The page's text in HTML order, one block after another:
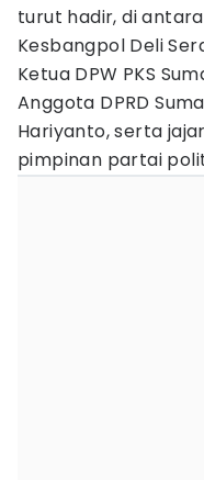
turut hadir, di
Kesbangpol Deli
Ketua DPW PKS
Anggota DPRD
Hariyanto, serta
pimpinan partai